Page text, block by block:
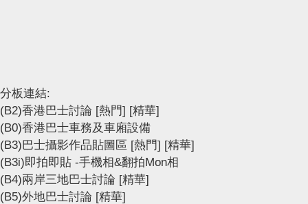
分板連結:
(B2)香港巴士討論 [熱門] [精華]
(B0)香港巴士車務及車廂設備
(B3)巴士攝影作品貼圖區 [熱門] [精華]
(B3i)即拍即貼 -手機相&翻拍Mon相
(B4)兩岸三地巴士討論 [精華]
(B5)外地巴士討論 [精華]